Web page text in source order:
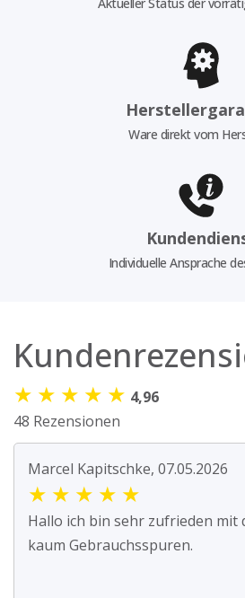
Ware direkt vom
Individuelle Ansprache
★ ★ ★ ★ ★ 4,96
48 Rezensionen
Marcel Kapitschke, 07.05.2026
★ ★ ★ ★ ★
Hallo ich bin sehr zufrieden mit
kaum Gebrauchsspuren.